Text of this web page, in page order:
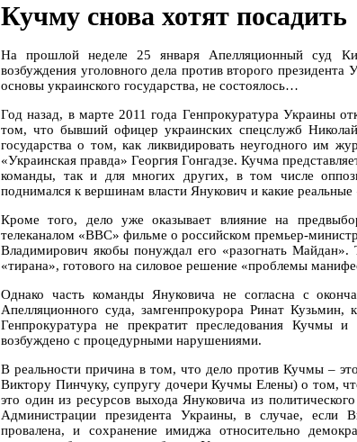
Кучму снова хотят посадить
На прошлой неделе 25 января Апелляционный суд
возбуждения уголовного дела против второго
основы украинского государства, не состоялось…
Год назад, в марте 2011 года Генпрокуратура Украины
том, что бывший офицер украинских спецслужб
государства о том, как ликвидировать неугодного им
«Украинская правда» Георгия Гонгадзе. Кучма
команды, так и для многих других, в том числе
поднимался к вершинам власти Янукович и какие
Кроме того, дело уже оказывает влияние на
телеканалом «ВВС» фильме о российском премьер-
Владимирович якобы понуждал его «разогнать
«тирана», готового на силовое решение «проблемы
Однако часть команды Януковича не согласна с
Апелляционного суда, замгенпрокурора Ринат
Генпрокуратура не прекратит преследования Кучмы
возбуждено с процедурными нарушениями.
В реальности причина в том, что дело против Кучмы –
Виктору Пинчуку, супругу дочери Кучмы Елены) о том,
это один из ресурсов выхода Януковича из
Администрации президента Украины, в случае, если
провалена, и сохранение имиджа относительно